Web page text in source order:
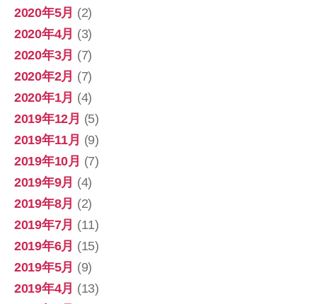
2020年5月 (2)
2020年4月 (3)
2020年3月 (7)
2020年2月 (7)
2020年1月 (4)
2019年12月 (5)
2019年11月 (9)
2019年10月 (7)
2019年9月 (4)
2019年8月 (2)
2019年7月 (11)
2019年6月 (15)
2019年5月 (9)
2019年4月 (13)